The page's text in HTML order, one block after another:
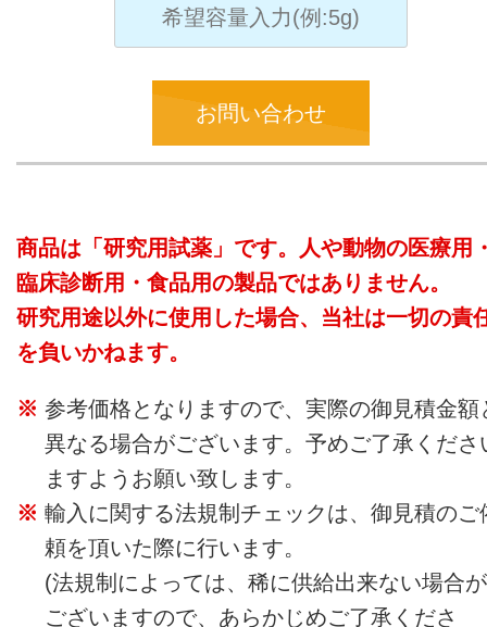
お問い合わせ
商品は「研究用試薬」です。人や動物の医療用
臨床診断用・食品用の製品ではありません。
研究用途以外に使用した場合、当社は一切の責
を負いかねます。
参考価格となりますので、実際の御見積金額
異なる場合がございます。予めご了承くださ
ますようお願い致します。
輸入に関する法規制チェックは、御見積のご
頼を頂いた際に行います。
(法規制によっては、稀に供給出来ない場合が
ございますので、あらかじめご了承くださ